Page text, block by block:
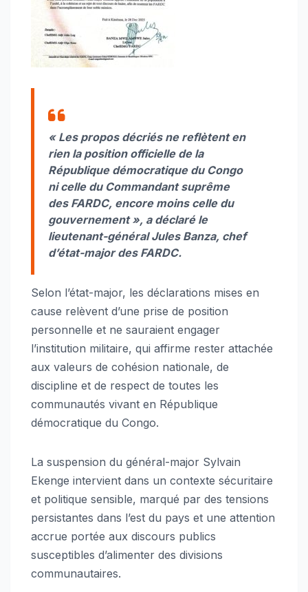
« Les propos décriés ne reflètent en
rien la position officielle de la
République démocratique du Congo
ni celle du Commandant suprême
des FARDC, encore moins celle du
gouvernement », a déclaré le
lieutenant-général Jules Banza, chef
d’état-major des FARDC.
Selon l’état-major, les déclarations mises en
cause relèvent d’une prise de position
personnelle et ne sauraient engager
l’institution militaire, qui affirme rester attachée
aux valeurs de cohésion nationale, de
discipline et de respect de toutes les
communautés vivant en République
démocratique du Congo.
La suspension du général-major Sylvain
Ekenge intervient dans un contexte sécuritaire
et politique sensible, marqué par des tensions
persistantes dans l’est du pays et une attention
accrue portée aux discours publics
susceptibles d’alimenter des divisions
communautaires.